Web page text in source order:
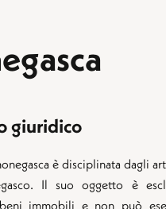
giuridico
è disciplinata dagli
Il suo oggetto è
immobili e non può